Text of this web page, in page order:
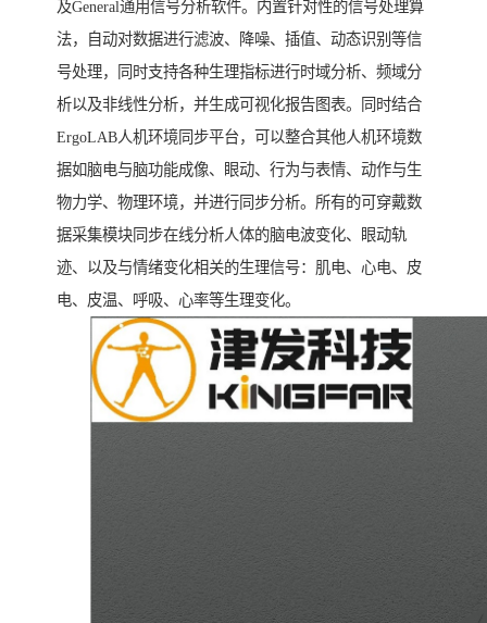
及General通用信号分析软件。内置针对性的信号处理算
法，自动对数据进行滤波、降噪、插值、动态识别等信
号处理，同时支持各种生理指标进行时域分析、频域分
析以及非线性分析，并生成可视化报告图表。同时结合
ErgoLAB人机环境同步平台，可以整合其他人机环境数
据如脑电与脑功能成像、眼动、行为与表情、动作与生
物力学、物理环境，并进行同步分析。所有的可穿戴数
据采集模块同步在线分析人体的脑电波变化、眼动轨
迹、以及与情绪变化相关的生理信号：肌电、心电、皮
电、皮温、呼吸、心率等生理变化。